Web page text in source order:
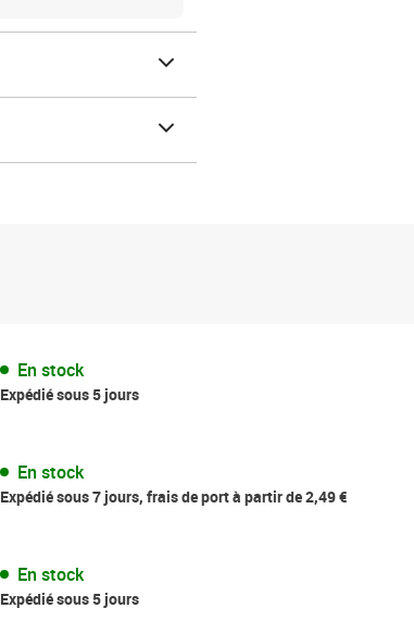
En stock
Expédié sous 5 jours
En stock
Expédié sous 7 jours, frais de port à partir de 2,49 €
En stock
Expédié sous 5 jours